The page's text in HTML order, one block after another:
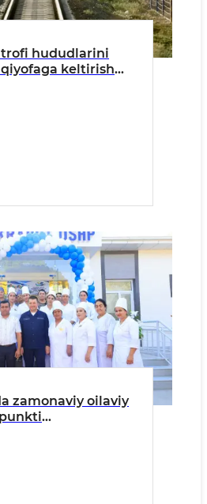
hududlarini
keltirish
zamonaviy oilaviy